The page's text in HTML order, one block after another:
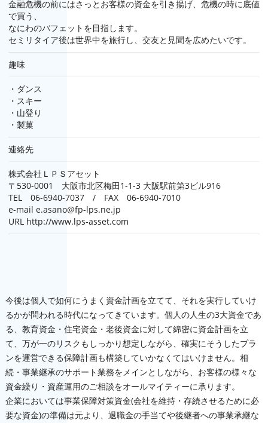
金融危機の前にはさっとお客様の資金を引き揚げ、危機の時に底値
で買う、
なにわのバフェットを目指します。
セミリタイア後は世界中を旅行し、交友と見聞を広めたいです。
趣味
・ダンス
・スキー
・山登り
・製菓
連絡先
株式会社ＬＰＳアセット
〒530-0001 大阪市北区梅田1-1-3 大阪駅前第3ビル916
TEL 06-6940-7037 / FAX 06-6940-7010
e-mail e.asano@fp-lps.ne.jp
URL http://www.lps-asset.com
今後は個人で如何にうまく資金計画を立てて、それを実行していけ
るかが問われる時代になってきています。個人の人生の3大資金であ
る、教育資金・住宅資金・老後資金に対して綿密に資金計画を立
て、万が一のリスクもしっかり想定しながら、確実にそうしたプラ
ンを運営できる保障計画も構築していかなくてはいけません。相
続・事業継承のサポート業務をメインとしながら、お客様の様々な
資金繰り・資産運用のご相談をオールマイティーに承ります。
企業においては事業保障対策資金(会社を維持・存続させるために必
要な資金)の準備は元より、退職金の手当てや後継者への事業承継な